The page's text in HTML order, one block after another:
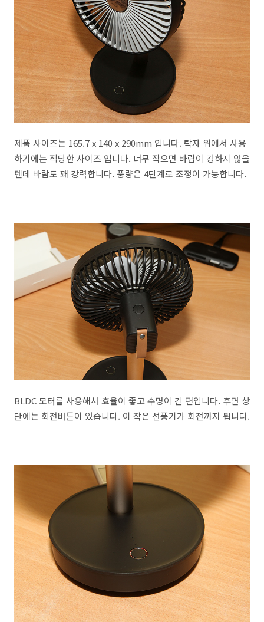
제품 사이즈는 165.7 x 140 x 290mm 입니다. 탁자 위에서 사용
하기에는 적당한 사이즈 입니다. 너무 작으면 바람이 강하지 않을
텐데 바람도 꽤 강력합니다. 풍량은 4단계로 조정이 가능합니다.
BLDC 모터를 사용해서 효율이 좋고 수명이 긴 편입니다. 후면 상
단에는 회전버튼이 있습니다. 이 작은 선풍기가 회전까지 됩니다.